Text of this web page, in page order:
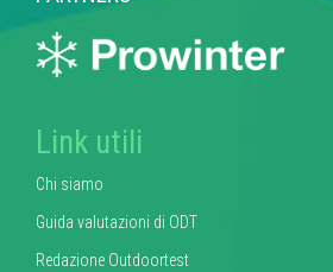
Link utili
Chi siamo
Guida valutazioni di ODT
Redazione Outdoortest